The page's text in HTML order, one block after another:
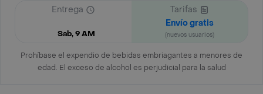
Entrega
Sab, 9 AM
Tarifas
Envío gratis
(nuevos usuarios)
Prohíbase el expendio de bebidas embriagantes a menores de
edad. El exceso de alcohol es perjudicial para la salud